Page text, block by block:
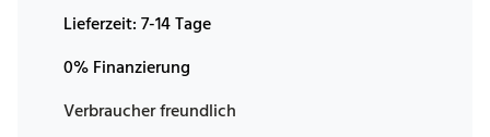
Lieferzeit:7-14 Tage
0% Finanzierung
Verbraucher freundlich